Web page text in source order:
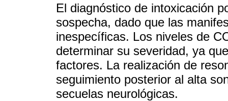
El diagnóstico de intoxicación
sospecha, dado que las
inespecíficas. Los niveles de
determinar su severidad, ya
factores. La realización de
seguimiento posterior al alta
secuelas neurológicas.